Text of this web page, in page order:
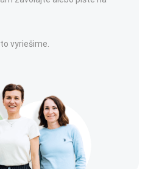
vyriešime.